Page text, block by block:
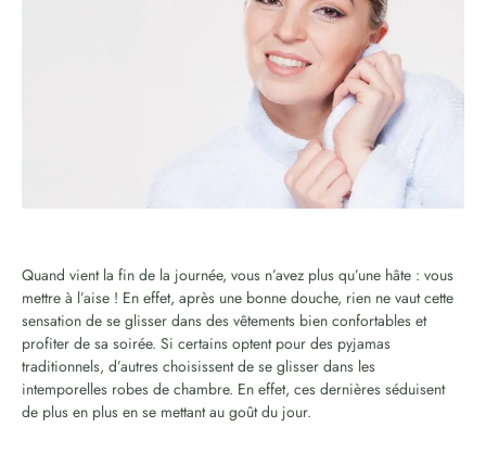
Quand vient la fin de la journée, vous n’avez plus qu’une hâte : vous
mettre à l’aise ! En effet, après une bonne douche, rien ne vaut cette
sensation de se glisser dans des vêtements bien confortables et
profiter de sa soirée. Si certains optent pour des pyjamas
traditionnels, d’autres choisissent de se glisser dans les
intemporelles robes de chambre. En effet, ces dernières séduisent
de plus en plus en se mettant au goût du jour.